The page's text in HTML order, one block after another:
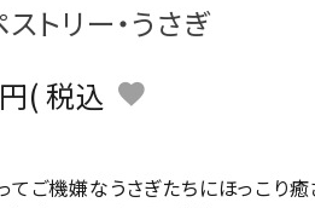
トリー・うさぎ
税込
てご機嫌なうさぎたちにほっこり癒